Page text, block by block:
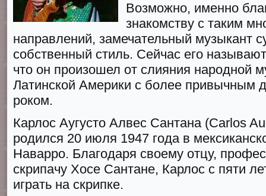
Возможно, именно
знакомству с таким
направлений, замечательный музыкант
собственный стиль. Сейчас его
что он произошел от слияния народной
Латинской Америки с более привычным
роком.
Карлос Аугусто Алвес Сантана (Carlоs
родился 20 июля 1947 гoда в
Наварро. Благoдаря своему отцу,
скрипачу Хосе Сантане, Карлос с пяти
играть на скрипке.